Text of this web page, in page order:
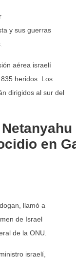
y sus guerras
aérea israelí
heridos. Los
dirigidos al sur del
en
llamó a
de Israel
de la ONU.
israelí,